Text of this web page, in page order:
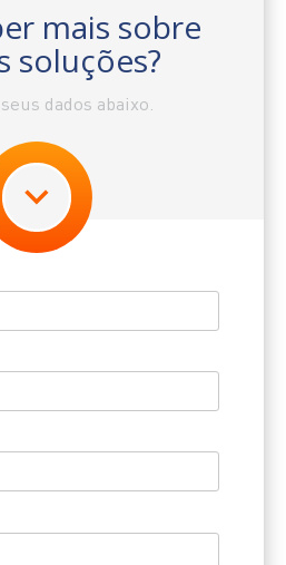
mais sobre
soluções?
dados abaixo.